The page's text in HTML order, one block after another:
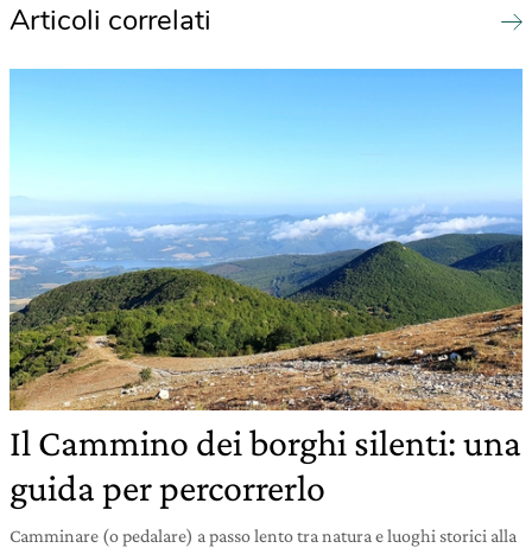
Articoli correlati
Il Cammino dei borghi silenti: una
guida per percorrerlo
Camminare (o pedalare) a passo lento tra natura e luoghi storici alla